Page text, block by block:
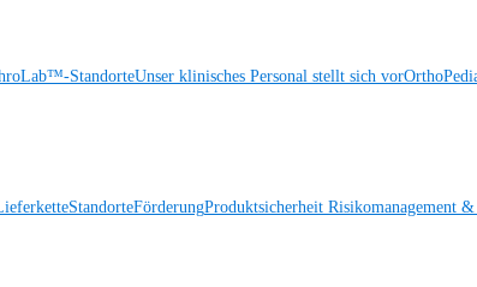
StandorteUnser klinisches Personal stellt sich vor
StandorteFörderungProduktsicherheit Risikomanagement